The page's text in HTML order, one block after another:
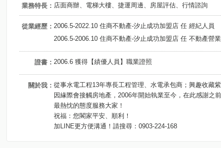
業務特長： 店面商辦、電梯大樓、捷運周邊、房屋評估、行情諮詢
從業經歷： 2006.5-2022.10 住商不動產-汐止成功加盟店 任 經紀人員
2006.5-2006.10 住商不動產-汐止成功加盟店 任 不動產營
證書： 2006.6 獲得【績優人員】職業證照
關於我： 從事水電工程13年專長工程管理、水電承包商；興趣收藏
因緣際會接觸房地產，2006年開始執業至今，在此感謝之
最熱忱的態度服務大家！
祝福：您閣家平安、順利！
加LINE更方便溝通！請搜尋：0903-224-168